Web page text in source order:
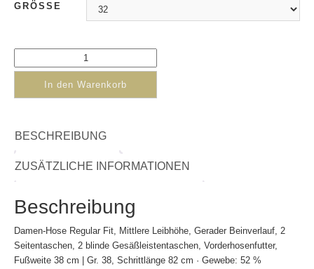
GRÖSSE
In den Warenkorb
BESCHREIBUNG
ZUSÄTZLICHE INFORMATIONEN
Beschreibung
Damen-Hose Regular Fit, Mittlere Leibhöhe, Gerader Beinverlauf, 2
Seitentaschen, 2 blinde Gesäßleistentaschen, Vorderhosenfutter,
Fußweite 38 cm | Gr. 38, Schrittlänge 82 cm · Gewebe: 52 %